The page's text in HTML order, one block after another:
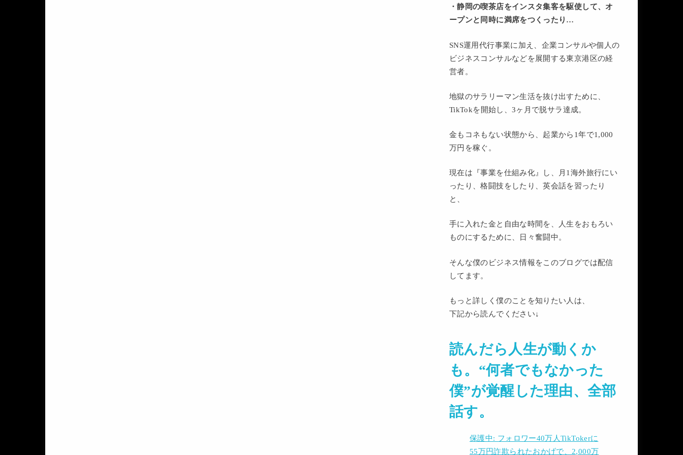
・静岡の喫茶店をインスタ集客を駆使して、オ
ープンと同時に満席をつくったり…
SNS運用代行事業に加え、企業コンサルや個人の
ビジネスコンサルなどを展開する東京港区の経
営者。
地獄のサラリーマン生活を抜け出すために、
TikTokを開始し、3ヶ月で脱サラ達成。
金もコネもない状態から、起業から1年で1,000
万円を稼ぐ。
現在は『事業を仕組み化』し、月1海外旅行にい
ったり、格闘技をしたり、英会話を習ったり
と、
手に入れた金と自由な時間を、人生をおもろい
ものにするために、日々奮闘中。
そんな僕のビジネス情報をこのブログでは配信
してます。
もっと詳しく僕のことを知りたい人は、
下記から読んでください↓
読んだら人生が動くか
も。“何者でもなかった
僕”が覚醒した理由、全部
話す。
保護中: フォロワー40万人TikTokerに
55万円詐欺られたおかげで、2,000万